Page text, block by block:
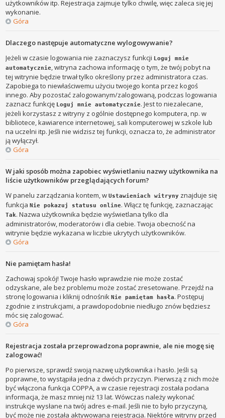
użytkowników itp. Rejestracja zajmuje tylko chwilę, więc zaleca się jej
wykonanie.
Góra
Dlaczego następuje automatyczne wylogowywanie?
Jeżeli w czasie logowania nie zaznaczysz funkcji Loguj mnie
automatycznie, witryna zachowa informację o tym, że twój pobyt na
tej witrynie będzie trwał tylko określony przez administratora czas.
Zapobiega to niewłaściwemu użyciu twojego konta przez kogoś
innego. Aby pozostać zalogowanym/zalogowaną, podczas logowania
zaznacz funkcję Loguj mnie automatycznie. Jest to niezalecane,
jeżeli korzystasz z witryny z ogólnie dostępnego komputera, np. w
bibliotece, kawiarence internetowej, sali komputerowej w szkole lub
na uczelni itp. Jeśli nie widzisz tej funkcji, oznacza to, że administrator
ją wyłączył.
Góra
W jaki sposób można zapobiec wyświetlaniu nazwy użytkownika na
liście użytkowników przeglądających forum?
W panelu zarządzania kontem, wUstawieniach witryny znajduje się
funkcjaNie pokazuj statusu online. Włącz tę funkcję, zaznaczając
Tak. Nazwa użytkownika będzie wyświetlana tylko dla
administratorów, moderatorów i dla ciebie. Twoja obecność na
witrynie będzie wykazana w liczbie ukrytych użytkowników.
Góra
Nie pamiętam hasła!
Zachowaj spokój! Twoje hasło wprawdzie nie może zostać
odzyskane, ale bez problemu może zostać zresetowane. Przejdź na
stronę logowania i kliknij odnośnikNie pamiętam hasła. Postępuj
zgodnie z instrukcjami, a prawdopodobnie niedługo znów będziesz
móc się zalogować.
Góra
Rejestracja została przeprowadzona poprawnie, ale nie mogę się
zalogować!
Po pierwsze, sprawdź swoją nazwę użytkownika i hasło. Jeśli są
poprawne, to wystąpiła jedna z dwóch przyczyn. Pierwszą z nich może
być włączona funkcja COPPA, a w czasie rejestracji została podana
informacja, że masz mniej niż 13 lat. Wówczas należy wykonać
instrukcje wysłane na twój adres e-mail. Jeśli nie to było przyczyną,
być może nie została aktywowana rejestracja. Niektóre witryny przed